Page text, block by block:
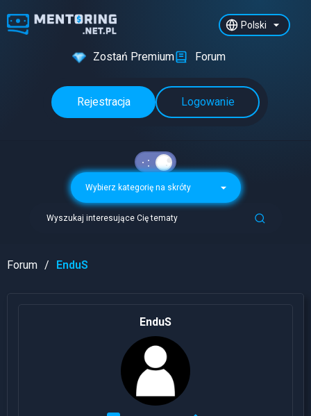
Polski
Zostań Premium Forum
Rejestracja Logowanie
Wybierz kategorię na skróty
Wyszukaj interesujące Cię tematy
Forum EnduS
EnduS